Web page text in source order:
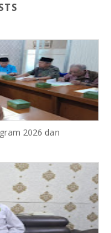
2026 dan